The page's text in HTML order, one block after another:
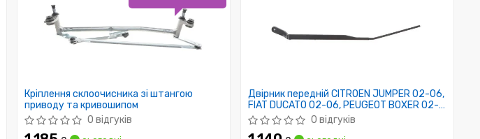
Кріплення склоочисника зі штангою
приводу та кривошипом
0 відгуків
Двірник передній CITROEN JUMPER 02-06,
FIAT DUCATO 02-06, PEUGEOT BOXER 02-
06
0 відгуків